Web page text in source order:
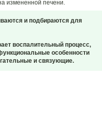
измененной печени.
и подбираются для
воспалительный процесс,
особенности
и связующие.